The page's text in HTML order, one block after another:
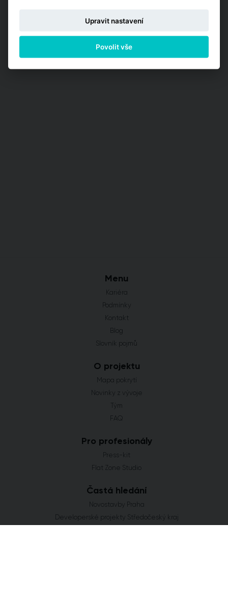
Menu
Kariéra
Podmínky
Kontakt
Blog
Slovník pojmů
O projektu
Mapa pokrytí
Novinky z vývoje
Tým
FAQ
Pro profesionály
Press-kit
Flat Zone Studio
Častá hledání
Novostavby Praha
Developerské projekty Středočeský kraj
Upravit nastavení
Povolit vše